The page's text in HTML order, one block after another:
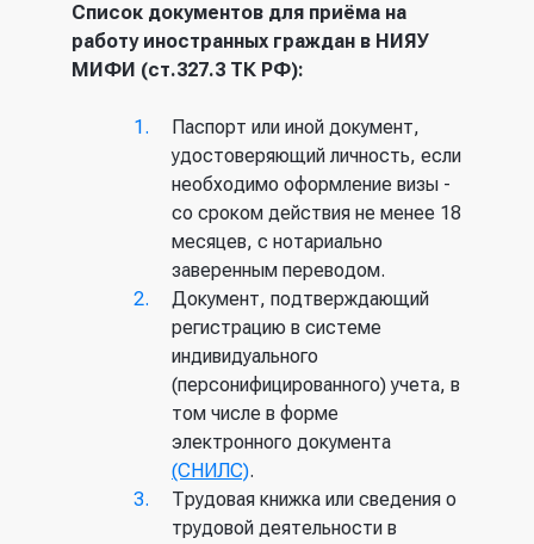
Список документов для приёма на
работу иностранных граждан в НИЯУ
МИФИ (ст.327.3 ТК РФ):
Паспорт или иной документ,
удостоверяющий личность, если
необходимо оформление визы -
со сроком действия не менее 18
месяцев, с нотариально
заверенным переводом.
Документ, подтверждающий
регистрацию в системе
индивидуального
(персонифицированного) учета, в
том числе в форме
электронного документа
(СНИЛС).
Трудовая книжка или сведения о
трудовой деятельности в